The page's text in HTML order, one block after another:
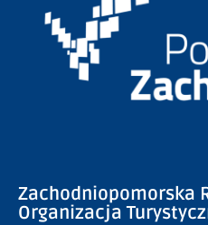
Zachodniopomorska
Organizacja